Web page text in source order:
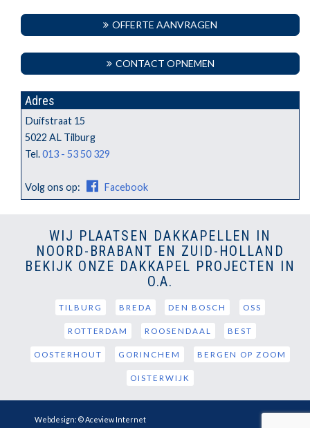
OFFERTE AANVRAGEN
CONTACT OPNEMEN
Adres
Duifstraat 15
5022 AL Tilburg
Tel.013 - 53 50 329
Volg ons op: Facebook
WIJ PLAATSEN DAKKAPELLEN IN
NOORD-BRABANT EN ZUID-HOLLAND
BEKIJK ONZE DAKKAPEL PROJECTEN IN
O.A.
TILBURG BREDA DEN BOSCH OSS
ROTTERDAM ROOSENDAAL BEST
OOSTERHOUT GORINCHEM BERGEN OP ZOOM
OISTERWIJK
Webdesign: © Aceview Internet